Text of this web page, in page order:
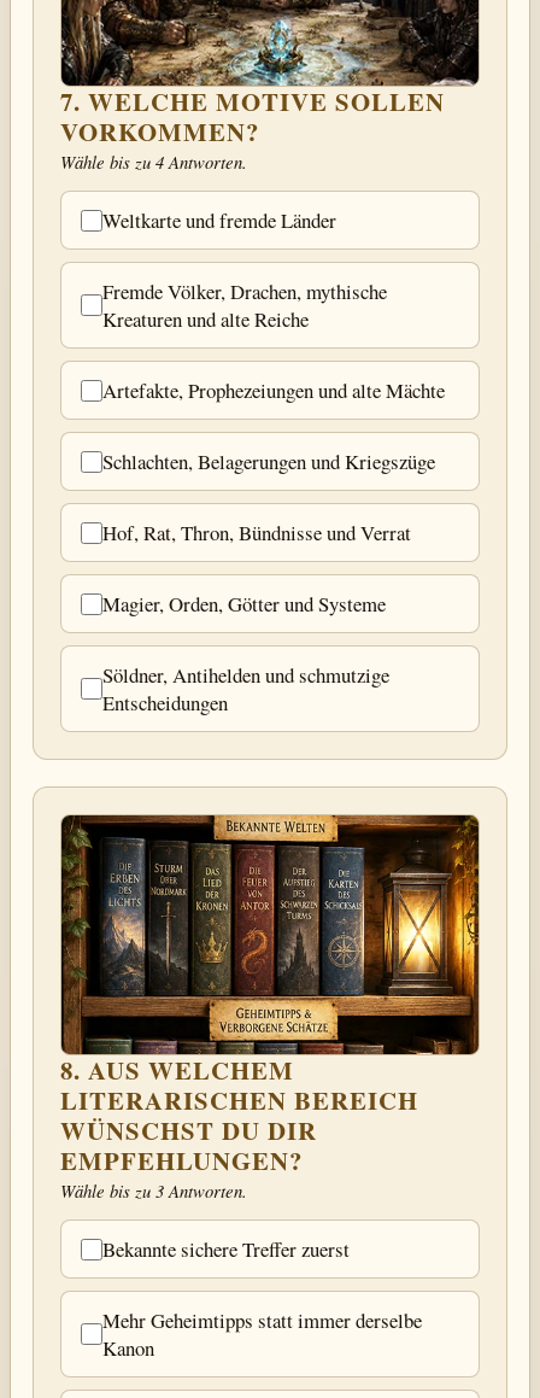
7. WELCHE MOTIVE SOLLEN
VORKOMMEN?
Wähle bis zu 4 Antworten.
Weltkarte und fremde Länder
Fremde Völker, Drachen, mythische
Kreaturen und alte Reiche
Artefakte, Prophezeiungen und alte Mächte
Schlachten, Belagerungen und Kriegszüge
Hof, Rat, Thron, Bündnisse und Verrat
Magier, Orden, Götter und Systeme
Söldner, Antihelden und schmutzige
Entscheidungen
8. AUS WELCHEM
LITERARISCHEN BEREICH
WÜNSCHST DU DIR
EMPFEHLUNGEN?
Wähle bis zu 3 Antworten.
Bekannte sichere Treffer zuerst
Mehr Geheimtipps statt immer derselbe
Kanon